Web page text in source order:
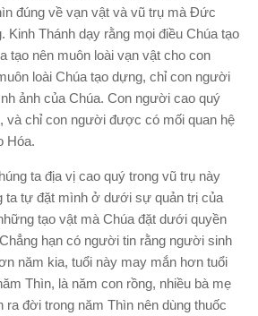
đúng về vạn vật và vũ trụ mà Ðức
Kinh Thánh dạy rằng mọi điều Chúa tạo
tạo nên muôn loài vạn vật cho con
loài Chúa tạo dựng, chỉ con người
ảnh của Chúa. Con người cao quý
và chỉ con người được có mối quan hệ
Hóa.
ta địa vị cao quý trong vũ trụ này
ta tự đặt mình ở dưới sự quản trị của
tạo vật mà Chúa đặt dưới quyền
hạn có người tin rằng người sinh
năm kia, tuổi này may mắn hơn tuổi
Thìn, là năm con rồng, nhiều bà mẹ
ra đời trong năm Thìn nên dùng thuốc